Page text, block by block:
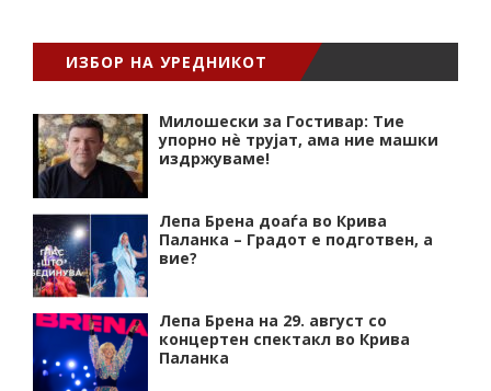
ИЗБОР НА УРЕДНИКОТ
Милошески за Гостивар: Тие
упорно нѐ трујат, ама ние машки
издржуваме!
Лепа Брена доаѓа во Крива
Паланка – Градот е подготвен, а
вие?
Лепа Брена на 29. август со
концертен спектакл во Крива
Паланка